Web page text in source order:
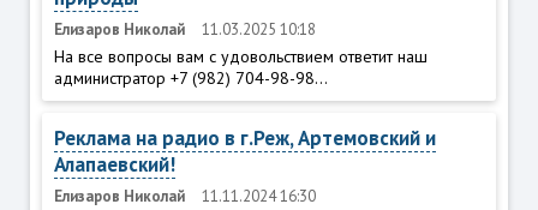
Елизаров Николай 11.03.2025 10:18
На все вопросы вам с удовольствием ответит наш
администратор +7 (982) 704-98-98...
Реклама на радио в г.Реж, Артемовский и
Алапаевский!
Елизаров Николай 11.11.2024 16:30